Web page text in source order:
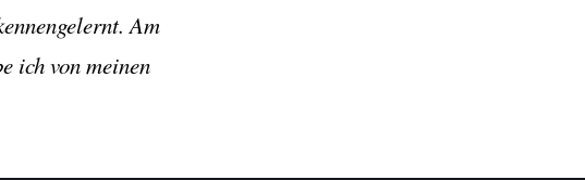
Am
ich von meinen